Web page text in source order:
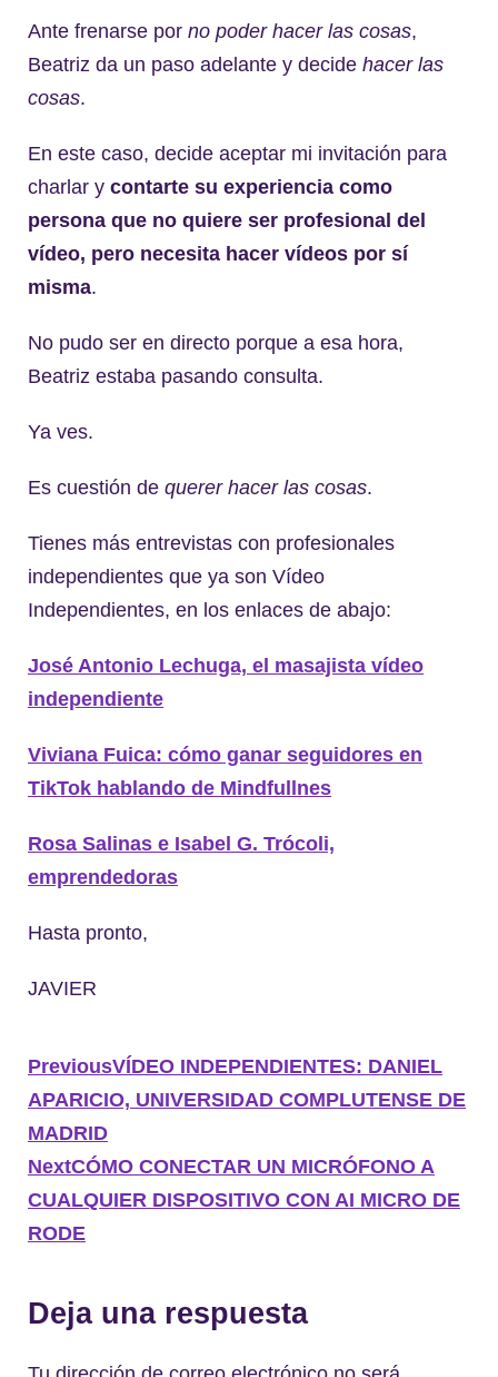
Ante frenarse por no poder hacer las cosas,
Beatriz da un paso adelante y decide hacer las
cosas.
En este caso, decide aceptar mi invitación para
charlar y contarte su experiencia como
persona que no quiere ser profesional del
vídeo, pero necesita hacer vídeos por sí
misma.
No pudo ser en directo porque a esa hora,
Beatriz estaba pasando consulta.
Ya ves.
Es cuestión de querer hacer las cosas.
Tienes más entrevistas con profesionales
independientes que ya son Vídeo
Independientes, en los enlaces de abajo:
José Antonio Lechuga, el masajista vídeo
independiente
Viviana Fuica: cómo ganar seguidores en
TikTok hablando de Mindfullnes
Rosa Salinas e Isabel G. Trócoli,
emprendedoras
Hasta pronto,
JAVIER
PreviousVÍDEO INDEPENDIENTES: DANIEL
APARICIO, UNIVERSIDAD COMPLUTENSE DE
MADRID
NextCÓMO CONECTAR UN MICRÓFONO A
CUALQUIER DISPOSITIVO CON AI MICRO DE
RODE
Deja una respuesta